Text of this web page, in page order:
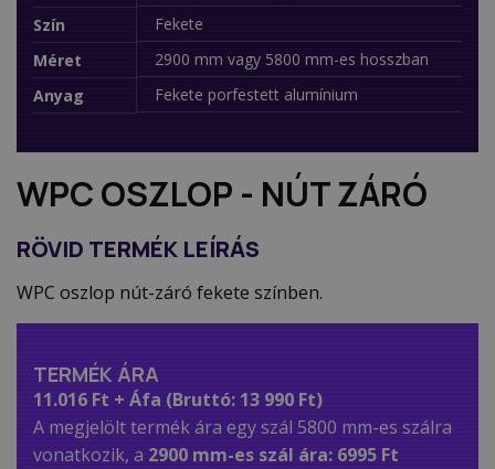
Szín
Fekete
Méret
2900 mm vagy 5800 mm-es hosszban
Anyag
Fekete porfestett alumínium
WPC OSZLOP - NÚT ZÁRÓ
RÖVID TERMÉK LEÍRÁS
WPC oszlop nút-záró fekete színben.
TERMÉK ÁRA
11.016 Ft + Áfa (Bruttó: 13 990 Ft)
A megjelölt termék ára egy szál 5800 mm-es szálra
vonatkozik, a 2900 mm-es szál ára: 6995 Ft